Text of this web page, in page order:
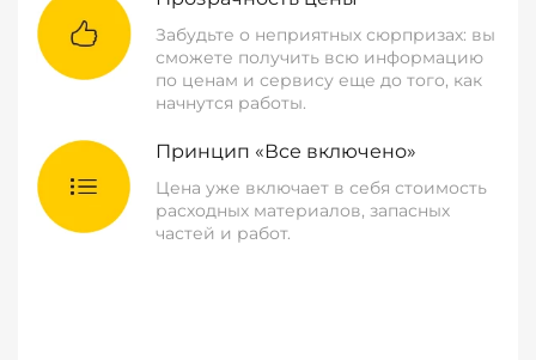
Забудьте о неприятных сюрпризах: вы
сможете получить всю информацию
по ценам и сервису еще до того, как
начнутся работы.
Принцип «Все включено»
Цена уже включает в себя стоимость
расходных материалов, запасных
частей и работ.